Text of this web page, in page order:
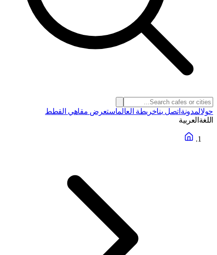
حولالمدونة اتصل بناخريطة العالماستعرض مقاهي القطط
اللغة العربية